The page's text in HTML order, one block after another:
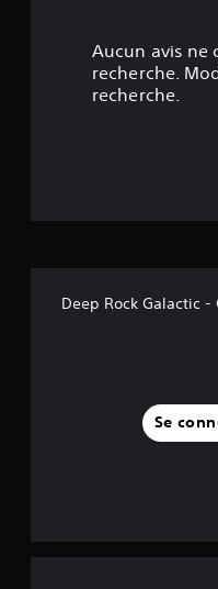
Aucun avis ne
recherche.
recherche.
Deep Rock Galactic
Se